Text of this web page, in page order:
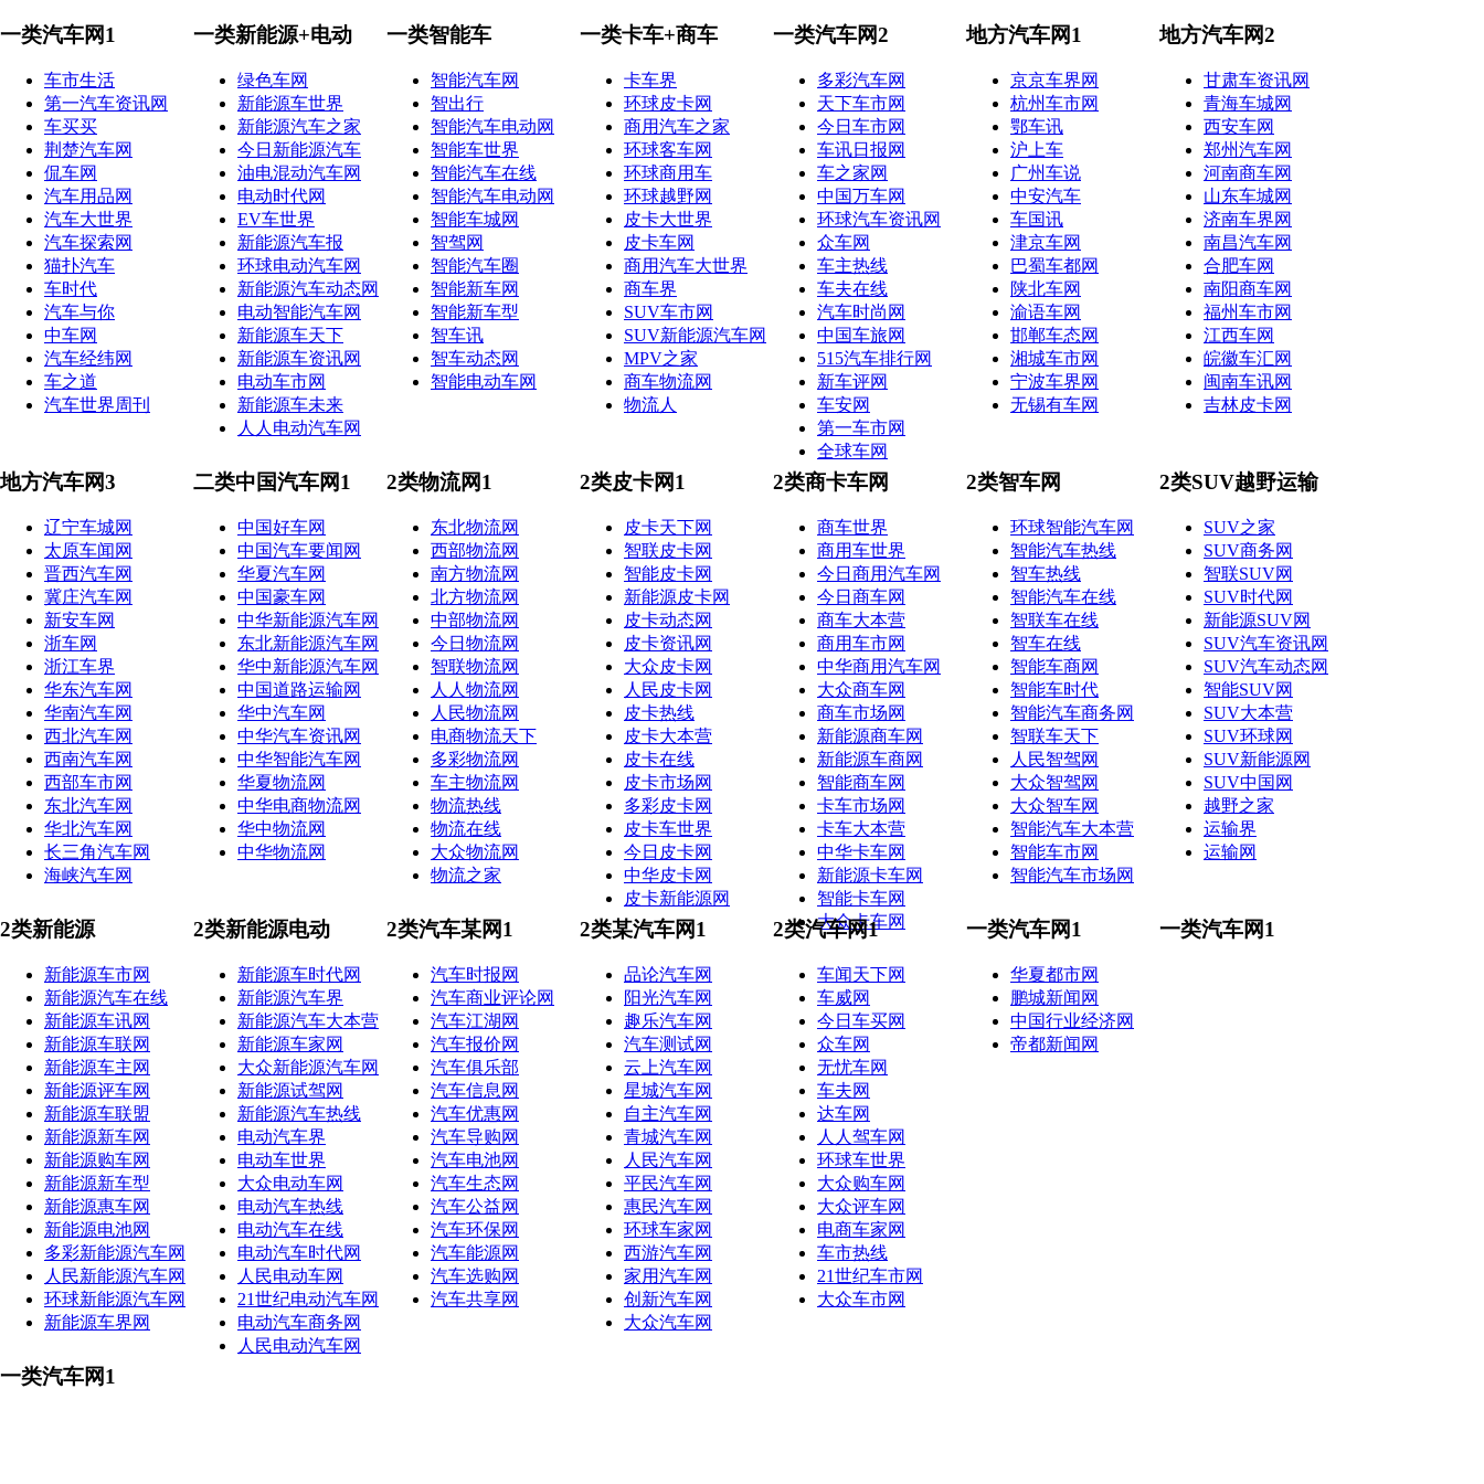
一类汽车网1
车市生活
第一汽车资讯网
车买买
荆楚汽车网
侃车网
汽车用品网
汽车大世界
汽车探索网
猫扑汽车
车时代
汽车与你
中车网
汽车经纬网
车之道
汽车世界周刊
一类新能源+电动
绿色车网
新能源车世界
新能源汽车之家
今日新能源汽车
油电混动汽车网
电动时代网
EV车世界
新能源汽车报
环球电动汽车网
新能源汽车动态网
电动智能汽车网
新能源车天下
新能源车资讯网
电动车市网
新能源车未来
人人电动汽车网
一类智能车
智能汽车网
智出行
智能汽车电动网
智能车世界
智能汽车在线
智能汽车电动网
智能车城网
智驾网
智能汽车圈
智能新车网
智能新车型
智车讯
智车动态网
智能电动车网
一类卡车+商车
卡车界
环球皮卡网
商用汽车之家
环球客车网
环球商用车
环球越野网
皮卡大世界
皮卡车网
商用汽车大世界
商车界
SUV车市网
SUV新能源汽车网
MPV之家
商车物流网
物流人
一类汽车网2
多彩汽车网
天下车市网
今日车市网
车讯日报网
车之家网
中国万车网
环球汽车资讯网
众车网
车主热线
车夫在线
汽车时尚网
中国车旅网
515汽车排行网
新车评网
车安网
第一车市网
全球车网
地方汽车网1
京京车界网
杭州车市网
鄂车讯
沪上车
广州车说
中安汽车
车国讯
津京车网
巴蜀车都网
陕北车网
渝语车网
邯郸车态网
湘城车市网
宁波车界网
无锡有车网
地方汽车网2
甘肃车资讯网
青海车城网
西安车网
郑州汽车网
河南商车网
山东车城网
济南车界网
南昌汽车网
合肥车网
南阳商车网
福州车市网
江西车网
皖徽车汇网
闽南车讯网
吉林皮卡网
地方汽车网3
辽宁车城网
太原车闻网
晋西汽车网
冀庄汽车网
新安车网
浙车网
浙江车界
华东汽车网
华南汽车网
西北汽车网
西南汽车网
西部车市网
东北汽车网
华北汽车网
长三角汽车网
海峡汽车网
二类中国汽车网1
中国好车网
中国汽车要闻网
华夏汽车网
中国豪车网
中华新能源汽车网
东北新能源汽车网
华中新能源汽车网
中国道路运输网
华中汽车网
中华汽车资讯网
中华智能汽车网
华夏物流网
中华电商物流网
华中物流网
中华物流网
2类物流网1
东北物流网
西部物流网
南方物流网
北方物流网
中部物流网
今日物流网
智联物流网
人人物流网
人民物流网
电商物流天下
多彩物流网
车主物流网
物流热线
物流在线
大众物流网
物流之家
2类皮卡网1
皮卡天下网
智联皮卡网
智能皮卡网
新能源皮卡网
皮卡动态网
皮卡资讯网
大众皮卡网
人民皮卡网
皮卡热线
皮卡大本营
皮卡在线
皮卡市场网
多彩皮卡网
皮卡车世界
今日皮卡网
中华皮卡网
皮卡新能源网
2类商卡车网
商车世界
商用车世界
今日商用汽车网
今日商车网
商车大本营
商用车市网
中华商用汽车网
大众商车网
商车市场网
新能源商车网
新能源车商网
智能商车网
卡车市场网
卡车大本营
中华卡车网
新能源卡车网
智能卡车网
大众卡车网
2类智车网
环球智能汽车网
智能汽车热线
智车热线
智能汽车在线
智联车在线
智车在线
智能车商网
智能车时代
智能汽车商务网
智联车天下
人民智驾网
大众智驾网
大众智车网
智能汽车大本营
智能车市网
智能汽车市场网
2类SUV越野运输
SUV之家
SUV商务网
智联SUV网
SUV时代网
新能源SUV网
SUV汽车资讯网
SUV汽车动态网
智能SUV网
SUV大本营
SUV环球网
SUV新能源网
SUV中国网
越野之家
运输界
运输网
2类新能源
新能源车市网
新能源汽车在线
新能源车讯网
新能源车联网
新能源车主网
新能源评车网
新能源车联盟
新能源新车网
新能源购车网
新能源新车型
新能源惠车网
新能源电池网
多彩新能源汽车网
人民新能源汽车网
环球新能源汽车网
新能源车界网
2类新能源电动
新能源车时代网
新能源汽车界
新能源汽车大本营
新能源车家网
大众新能源汽车网
新能源试驾网
新能源汽车热线
电动汽车界
电动车世界
大众电动车网
电动汽车热线
电动汽车在线
电动汽车时代网
人民电动车网
21世纪电动汽车网
电动汽车商务网
人民电动汽车网
2类汽车某网1
汽车时报网
汽车商业评论网
汽车江湖网
汽车报价网
汽车俱乐部
汽车信息网
汽车优惠网
汽车导购网
汽车电池网
汽车生态网
汽车公益网
汽车环保网
汽车能源网
汽车选购网
汽车共享网
2类某汽车网1
品论汽车网
阳光汽车网
趣乐汽车网
汽车测试网
云上汽车网
星城汽车网
自主汽车网
青城汽车网
人民汽车网
平民汽车网
惠民汽车网
环球车家网
西游汽车网
家用汽车网
创新汽车网
大众汽车网
2类汽车网1
车闻天下网
车威网
今日车买网
众车网
无忧车网
车夫网
达车网
人人驾车网
环球车世界
大众购车网
大众评车网
电商车家网
车市热线
21世纪车市网
大众车市网
一类汽车网1
华夏都市网
鹏城新闻网
中国行业经济网
帝都新闻网
一类汽车网1
一类汽车网1